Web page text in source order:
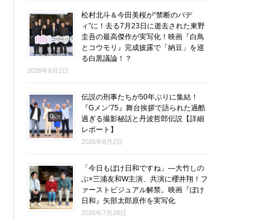
松村北斗＆今田美桜が“禁断のバデ
ィ”に！去る7月23日に逝去された東野
圭吾の最高傑作が実写化！映画『白鳥
とコウモリ』完成披露で「納豆」を巡
る白黒議論！？
2026年8月2日
伝説の刑事たちが50年ぶりに集結！
『Gメン’75』舞台挨拶で語られた過酷
過ぎる撮影秘話と丹波哲郎伝説【詳細
レポート】
2026年8月2日
「今日もぼけ日和ですね」―大竹しの
ぶ×三浦友和W主演、共演に櫻井翔！フ
ァーストビジュアル解禁。映画『ぼけ
日和』矢部太郎原作を実写化
2026年7月28日